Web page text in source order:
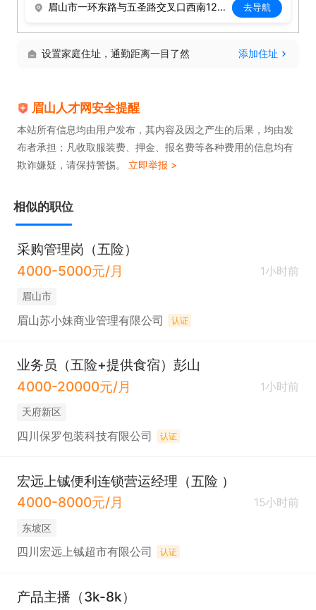
眉山市一环东路与五圣路交叉口西南120米 去导航
设置家庭住址，通勤距离一目了然 添加住址
眉山人才网安全提醒
本站所有信息均由用户发布，其内容及因之产生的后果，均由发
布者承担；凡收取服装费、押金、报名费等各种费用的信息均有
欺诈嫌疑，请保持警惕。 立即举报 >
相似的职位
采购管理岗（五险）
4000-5000元/月
1小时前
眉山市
眉山苏小妹商业管理有限公司 认证
业务员（五险+提供食宿）彭山
4000-20000元/月
1小时前
天府新区
四川保罗包装科技有限公司 认证
宏远上铖便利连锁营运经理（五险 ）
4000-8000元/月
15小时前
东坡区
四川宏远上铖超市有限公司 认证
产品主播（3k-8k）